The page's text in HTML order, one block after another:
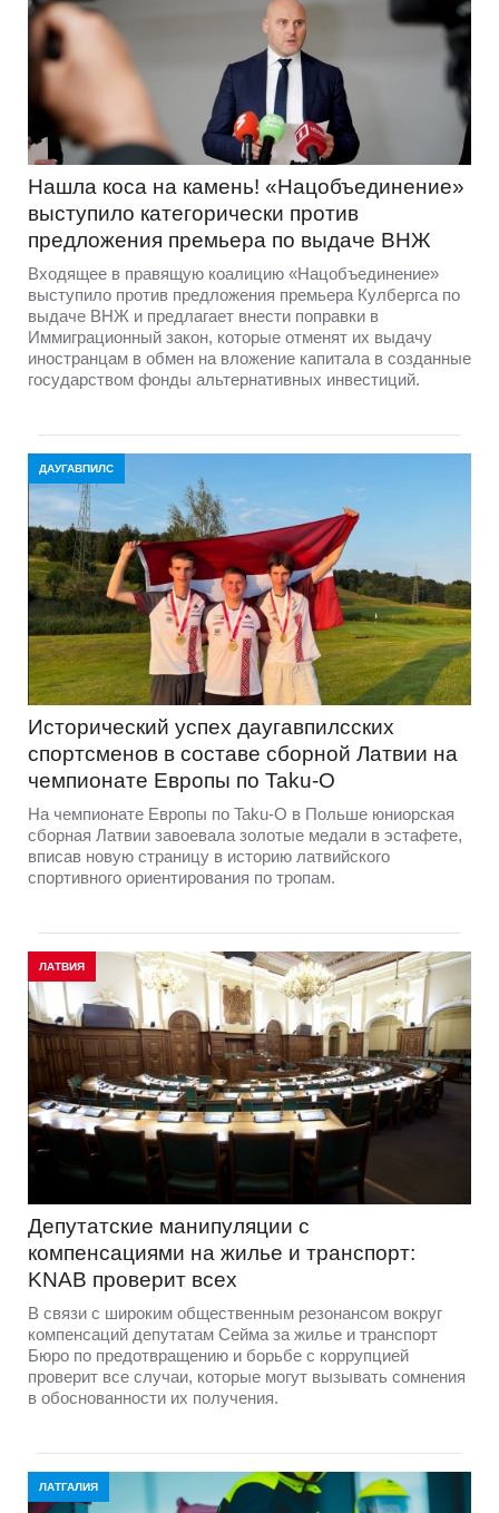
Нашла коса на камень! «Нацобъединение»
выступило категорически против
предложения премьера по выдаче ВНЖ
Входящее в правящую коалицию «Нацобъединение»
выступило против предложения премьера Кулбергса по
выдаче ВНЖ и предлагает внести поправки в
Иммиграционный закон, которые отменят их выдачу
иностранцам в обмен на вложение капитала в созданные
государством фонды альтернативных инвестиций.
ДАУГАВПИЛС
Исторический успех даугавпилсских
спортсменов в составе сборной Латвии на
чемпионате Европы по Taku-O
На чемпионате Европы по Taku-O в Польше юниорская
сборная Латвии завоевала золотые медали в эстафете,
вписав новую страницу в историю латвийского
спортивного ориентирования по тропам.
ЛАТВИЯ
Депутатские манипуляции с
компенсациями на жилье и транспорт:
KNAB проверит всех
В связи с широким общественным резонансом вокруг
компенсаций депутатам Сейма за жилье и транспорт
Бюро по предотвращению и борьбе с коррупцией
проверит все случаи, которые могут вызывать сомнения
в обоснованности их получения.
ЛАТГАЛИЯ